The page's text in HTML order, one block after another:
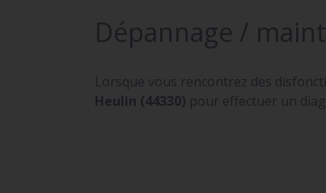
Dépannage /
Lorsque vous rencontrez des
Heulin (44330) pour effectuer un